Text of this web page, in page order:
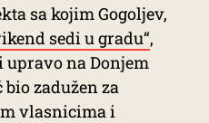
sa kojim Gogoljev,
sedi u gradu“,
upravo na Donjem
zadužen za
vlasnicima i